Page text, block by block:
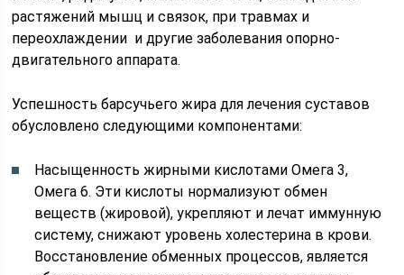
растяжений мышц и связок, при травмах и
переохлаждении и другие заболевания опорно-
двигательного аппарата.
Успешность барсучьего жира для лечения суставов
обусловлено следующими компонентами:
Насыщенность жирными кислотами Омега 3,
Омега 6. Эти кислоты нормализуют обмен
веществ (жировой), укрепляют и лечат иммунную
систему, снижают уровень холестерина в крови.
Восстановление обменных процессов, является